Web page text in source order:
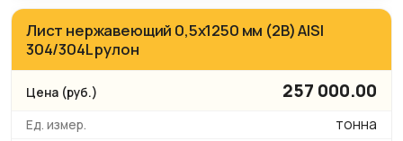
Лист нержавеющий 0,5х1250 мм (2B) AISI
304/304L рулон
257 000.00
тонна